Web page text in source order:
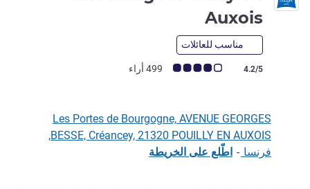
Auxois
مناسب للعائلات
ملاحظة أراء العملاء (رأي ALL)
4.2/5 499 أراء
Les Portes de Bourgogne, AVENUE GEORGES
BESSE, Créancey, 21320 POUILLY EN AUXOIS,
فرنسا - اطّلع على الخريطة